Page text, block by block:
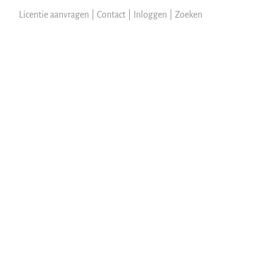
Licentie aanvragen Contact Inloggen Zoeken